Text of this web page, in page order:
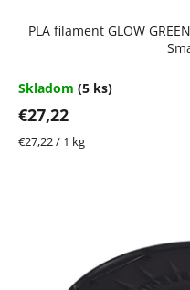
PLA filament GLOW
Skladom (5 ks)
€27,22
Jednotková
€27,22 / 1 kg